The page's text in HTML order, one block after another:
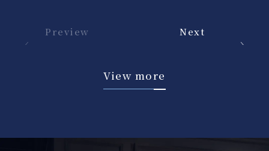
Preview Next
View more